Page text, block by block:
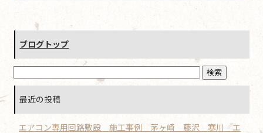
ブログトップ
最近の投稿
エアコン専用回路敷設 施工事例 茅ヶ崎 藤沢 寒川 エ